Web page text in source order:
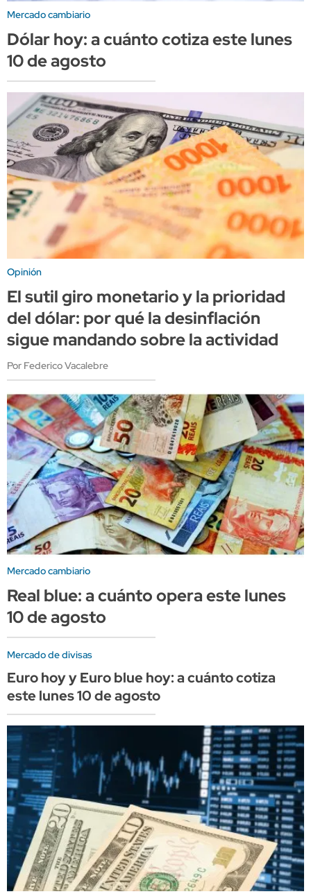
Mercado cambiario
Dólar hoy: a cuánto cotiza este lunes
10 de agosto
Opinión
El sutil giro monetario y la prioridad
del dólar: por qué la desinflación
sigue mandando sobre la actividad
Por Federico Vacalebre
Mercado cambiario
Real blue: a cuánto opera este lunes
10 de agosto
Mercado de divisas
Euro hoy y Euro blue hoy: a cuánto cotiza
este lunes 10 de agosto